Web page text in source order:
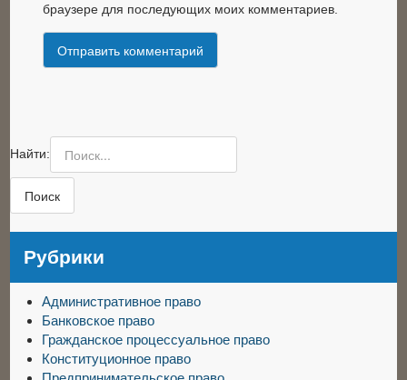
браузере для последующих моих комментариев.
Найти:
Рубрики
Административное право
Банковское право
Гражданское процессуальное право
Конституционное право